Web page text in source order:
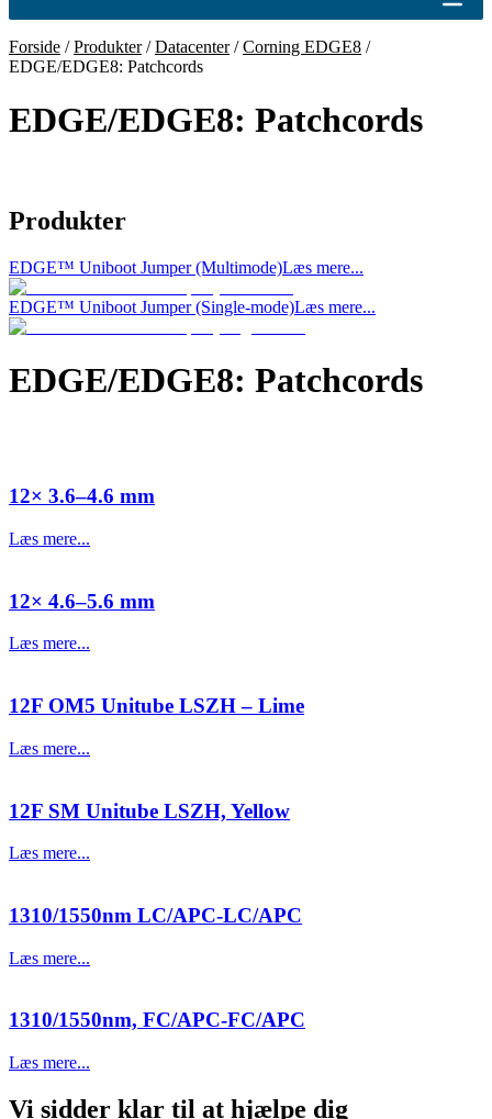
Forside /Produkter/Datacenter/Corning EDGE8 /
EDGE/EDGE8: Patchcords
EDGE/EDGE8: Patchcords
Produkter
EDGE™ Uniboot Jumper (Multimode)Læs mere...
EDGE™ Uniboot Jumper (Single-mode)Læs mere...
EDGE/EDGE8: Patchcords
12× 3.6–4.6 mm
Læs mere...
12× 4.6–5.6 mm
Læs mere...
12F OM5 Unitube LSZH – Lime
Læs mere...
12F SM Unitube LSZH, Yellow
Læs mere...
1310/1550nm LC/APC-LC/APC
Læs mere...
1310/1550nm, FC/APC-FC/APC
Læs mere...
Vi sidder klar til at hjælpe dig